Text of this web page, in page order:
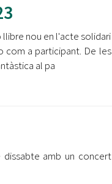
llibre nou en l'acte solidari
com a participant. De les
al pa
amb un concert